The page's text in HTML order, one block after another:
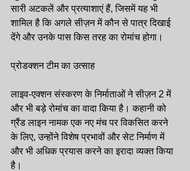
सारी अटकलें और प्रत्याशाएं हैं, जिसमें यह भी
शामिल है कि अगले सीज़न में कौन से पात्र दिखाई
देंगे और उनके पास किस तरह का रोमांच होगा।
प्रोडक्शन टीम का उत्साह
लाइव-एक्शन संस्करण के निर्माताओं ने सीज़न 2 में
और भी बड़े रोमांच का वादा किया है। कहानी को
ग्रैंड लाइन नामक एक नए मंच पर विकसित करने
के लिए, उन्होंने विशेष प्रभावों और सेट निर्माण में
और भी अधिक प्रयास करने का इरादा व्यक्त किया
है।